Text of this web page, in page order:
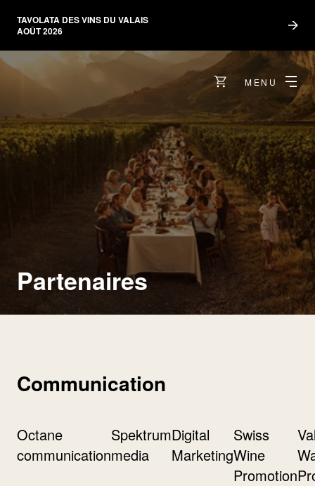
TAVOLATA DES VINS DU VALAIS
AOÛT 2026
MENU
Partenaires
Communication
Octane
communication
Spektrum
media
Digital
Marketing
Swiss
Wine
Promotion